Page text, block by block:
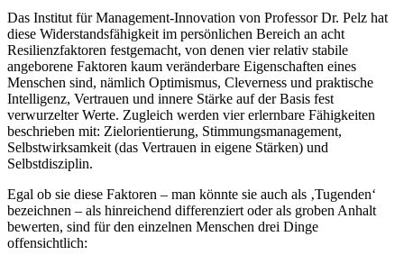
Das Institut für Management-Innovation von Professor Dr. Pelz hat
diese Widerstandsfähigkeit im persönlichen Bereich an acht
Resilienzfaktoren festgemacht, von denen vier relativ stabile
angeborene Faktoren kaum veränderbare Eigenschaften eines
Menschen sind, nämlich Optimismus, Cleverness und praktische
Intelligenz, Vertrauen und innere Stärke auf der Basis fest
verwurzelter Werte. Zugleich werden vier erlernbare Fähigkeiten
beschrieben mit: Zielorientierung, Stimmungsmanagement,
Selbstwirksamkeit (das Vertrauen in eigene Stärken) und
Selbstdisziplin.
Egal ob sie diese Faktoren – man könnte sie auch als ‚Tugenden‘
bezeichnen – als hinreichend differenziert oder als groben Anhalt
bewerten, sind für den einzelnen Menschen drei Dinge
offensichtlich: